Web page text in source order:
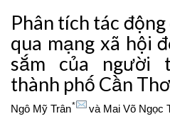
Phân tích tác
qua mạng xã hội
sắm của người
thành phố Cần Thơ
Ngô Mỹ Trân* và Mai Võ Ngọc